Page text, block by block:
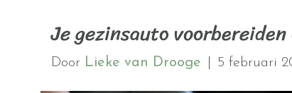
Je gezinsauto
Door Lieke van Drooge 5 februari